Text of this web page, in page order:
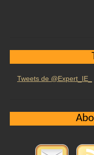
Tweets de @Expert_IE_